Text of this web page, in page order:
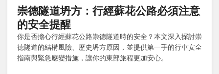
崇德隧道坍方：行經蘇花公路必須注意
的安全提醒
你是否擔心行經蘇花公路崇德隧道時的安全？本文深入探討崇
德隧道的結構風險、歷史坍方原因，並提供第一手的行車安全
指南與緊急應變措施，讓你的東部旅程更加安心。